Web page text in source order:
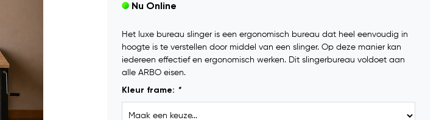
Nu Online
Het luxe bureau slinger is een ergonomisch bureau dat heel eenvoudig in
hoogte is te verstellen door middel van een slinger. Op deze manier kan
iedereen effectief en ergonomisch werken. Dit slingerbureau voldoet aan
alle ARBO eisen.
Kleur frame: *